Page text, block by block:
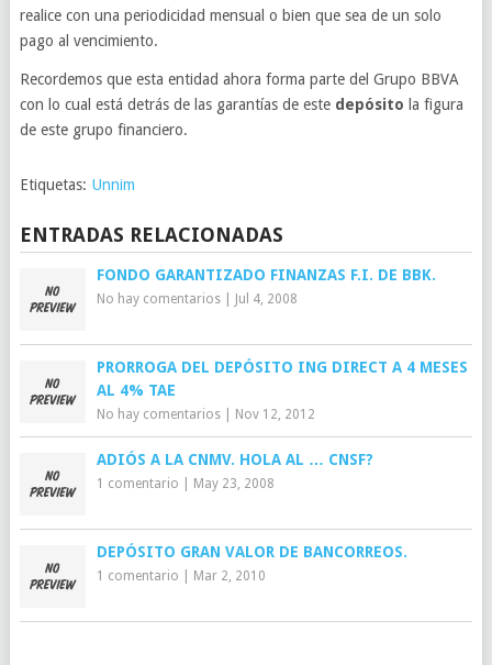
realice con una periodicidad mensual o bien que sea de un solo
pago al vencimiento.
Recordemos que esta entidad ahora forma parte del Grupo BBVA
con lo cual está detrás de las garantías de este depósito la figura
de este grupo financiero.
Etiquetas: Unnim
ENTRADAS RELACIONADAS
FONDO GARANTIZADO FINANZAS F.I. DE BBK.
No hay comentarios| Jul 4, 2008
PRORROGA DEL DEPÓSITO ING DIRECT A 4 MESES
AL 4% TAE
No hay comentarios| Nov 12, 2012
ADIÓS A LA CNMV. HOLA AL … CNSF?
1 comentario May 23, 2008
DEPÓSITO GRAN VALOR DE BANCORREOS.
1 comentario Mar 2, 2010